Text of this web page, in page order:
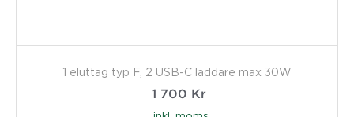
1 eluttag typ F, 2 USB-C laddare max 30W
1 700 Kr